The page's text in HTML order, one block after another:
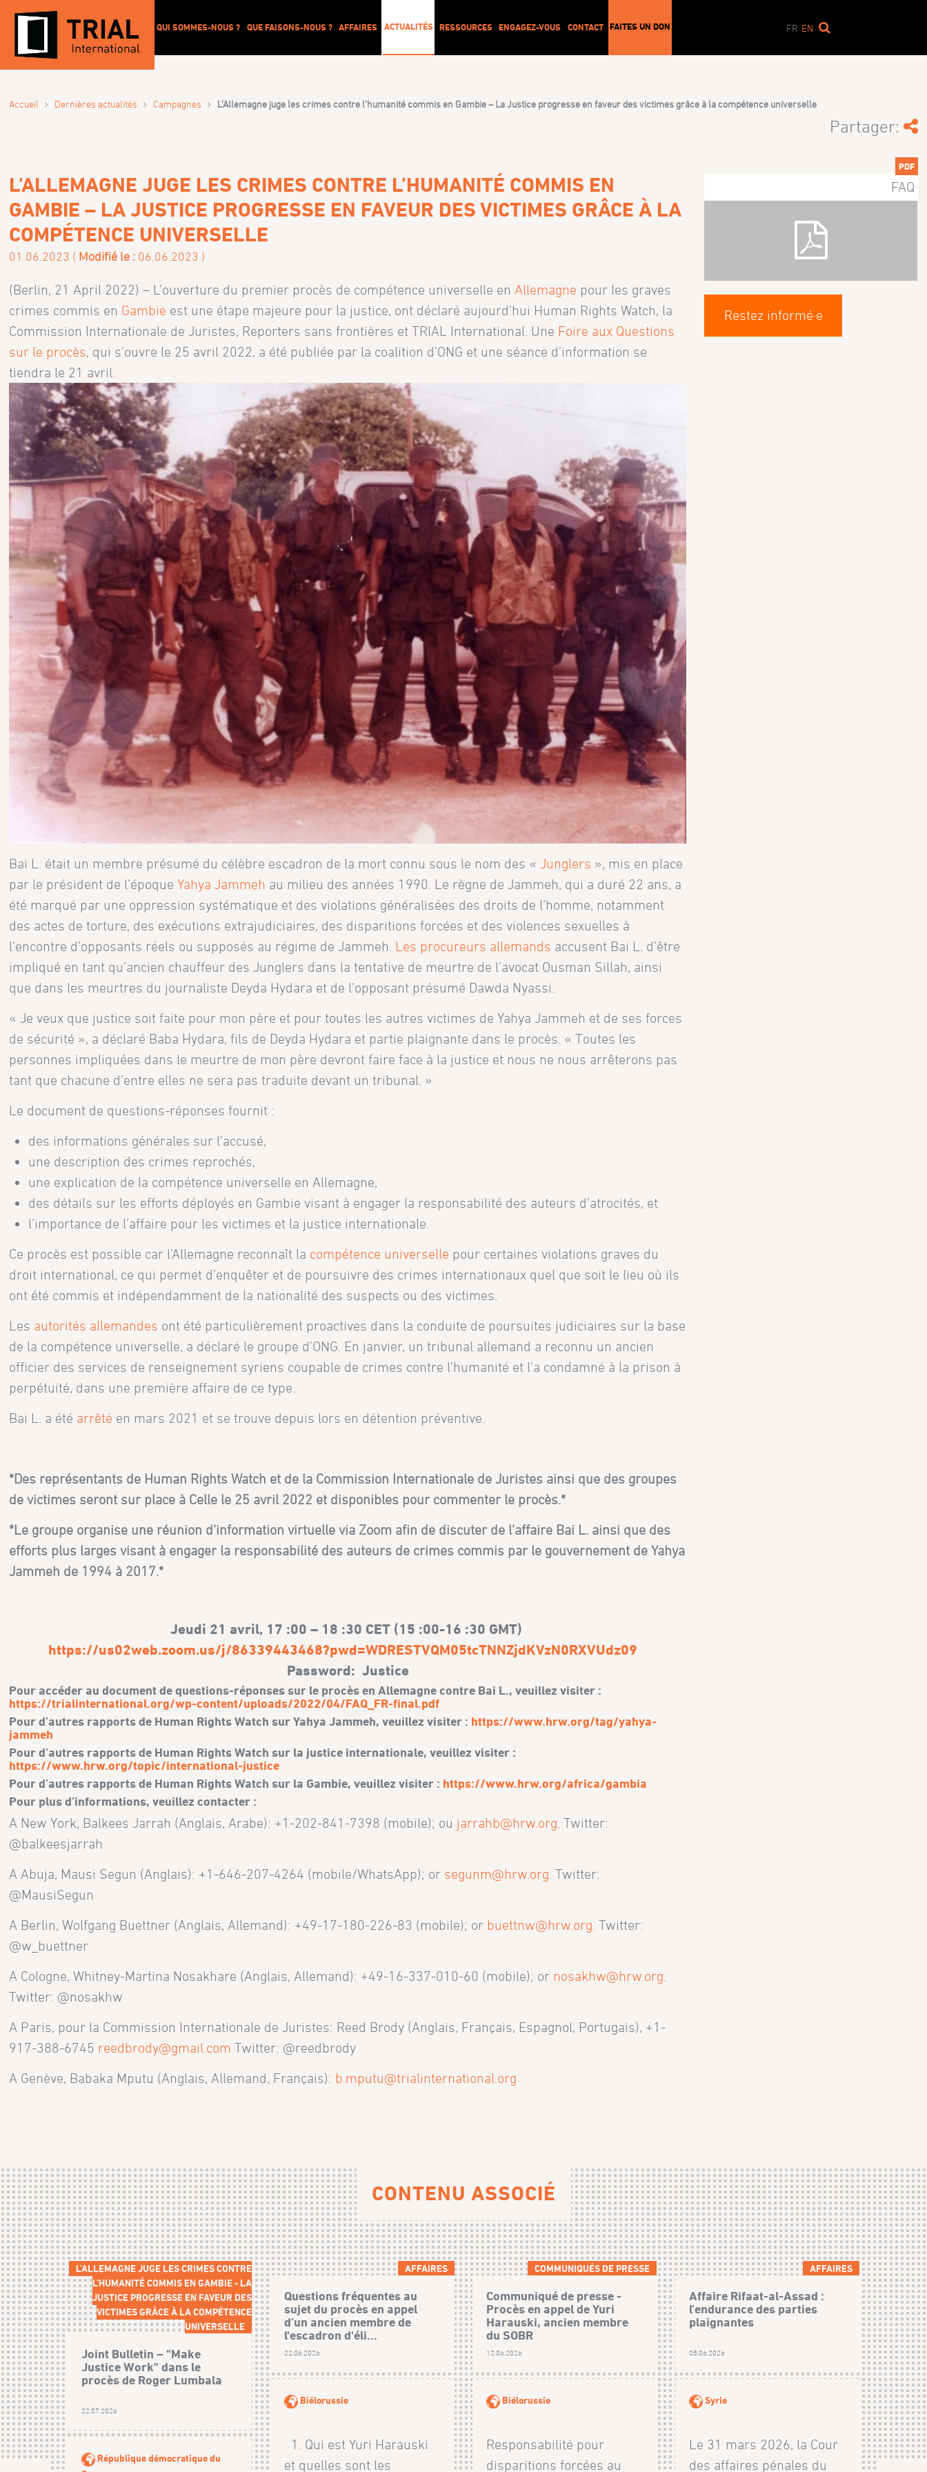
QUI SOMMES-NOUS ? QUE FAISONS-NOUS ? AFFAIRES ACTUALITÉS RESSOURCES ENGAGEZ-VOUS CONTACT FAITES UN DON FR EN
Accueil › Dernières actualités › Campagnes › L’Allemagne juge les crimes contre l’humanité commis en Gambie – La Justice progresse en faveur des victimes grâce à la compétence universelle
Partager:
L’ALLEMAGNE JUGE LES CRIMES CONTRE L’HUMANITÉ COMMIS EN
GAMBIE – LA JUSTICE PROGRESSE EN FAVEUR DES VICTIMES GRÂCE À LA
COMPÉTENCE UNIVERSELLE
01.06.2023 ( Modifié le : 06.06.2023 )
(Berlin, 21 April 2022) – L’ouverture du premier procès de compétence universelle en Allemagne pour les graves
crimes commis en Gambie est une étape majeure pour la justice, ont déclaré aujourd’hui Human Rights Watch, la
Commission Internationale de Juristes, Reporters sans frontières et TRIAL International. Une Foire aux Questions
sur le procès, qui s’ouvre le 25 avril 2022, a été publiée par la coalition d’ONG et une séance d’information se
tiendra le 21 avril.
Bai L. était un membre présumé du célèbre escadron de la mort connu sous le nom des « Junglers », mis en place
par le président de l’époqueYahya Jammeh au milieu des années 1990. Le règne de Jammeh, qui a duré 22 ans, a
été marqué par une oppression systématique et des violations généralisées des droits de l’homme, notamment
des actes de torture, des exécutions extrajudiciaires, des disparitions forcées et des violences sexuelles à
l’encontre d’opposants réels ou supposés au régime de Jammeh. Les procureurs allemands accusent Bai L. d’être
impliqué en tant qu’ancien chauffeur des Junglers dans la tentative de meurtre de l’avocat Ousman Sillah, ainsi
que dans les meurtres du journaliste Deyda Hydara et de l’opposant présumé Dawda Nyassi.
« Je veux que justice soit faite pour mon père et pour toutes les autres victimes de Yahya Jammeh et de ses forces
de sécurité », a déclaré Baba Hydara, fils de Deyda Hydara et partie plaignante dans le procès. « Toutes les
personnes impliquées dans le meurtre de mon père devront faire face à la justice et nous ne nous arrêterons pas
tant que chacune d’entre elles ne sera pas traduite devant un tribunal. »
Le document de questions-réponses fournit :
des informations générales sur l’accusé,
une description des crimes reprochés,
une explication de la compétence universelle en Allemagne,
des détails sur les efforts déployés en Gambie visant à engager la responsabilité des auteurs d’atrocités, et
l’importance de l’affaire pour les victimes et la justice internationale.
Ce procès est possible car l’Allemagne reconnaît la compétence universelle pour certaines violations graves du
droit international, ce qui permet d’enquêter et de poursuivre des crimes internationaux quel que soit le lieu où ils
ont été commis et indépendamment de la nationalité des suspects ou des victimes.
Les autorités allemandes ont été particulièrement proactives dans la conduite de poursuites judiciaires sur la base
de la compétence universelle, a déclaré le groupe d’ONG. En janvier, un tribunal allemand a reconnu un ancien
officier des services de renseignement syriens coupable de crimes contre l’humanité et l’a condamné à la prison à
perpétuité, dans une première affaire de ce type.
Bai L. a été arrêté en mars 2021 et se trouve depuis lors en détention préventive.
*Des représentants de Human Rights Watch et de la Commission Internationale de Juristes ainsi que des groupes
de victimes seront sur place à Celle le 25 avril 2022 et disponibles pour commenter le procès.*
*Le groupe organise une réunion d’information virtuelle via Zoom afin de discuter de l’affaire Bai L. ainsi que des
efforts plus larges visant à engager la responsabilité des auteurs de crimes commis par le gouvernement de Yahya
Jammeh de 1994 à 2017.*
Jeudi 21 avril, 17 :00 – 18 :30 CET (15 :00-16 :30 GMT)
https://us02web.zoom.us/j/86339443468?pwd=WDRESTVQM05tcTNNZjdKVzN0RXVUdz09
Password: Justice
Pour accéder au document de questions-réponses sur le procès en Allemagne contre Bai L., veuillez visiter :
https://trialinternational.org/wp-content/uploads/2022/04/FAQ_FR-final.pdf
Pour d’autres rapports de Human Rights Watch sur Yahya Jammeh, veuillez visiter : https://www.hrw.org/tag/yahya-
jammeh
Pour d’autres rapports de Human Rights Watch sur la justice internationale, veuillez visiter :
https://www.hrw.org/topic/international-justice
Pour d’autres rapports de Human Rights Watch sur la Gambie, veuillez visiter : https://www.hrw.org/africa/gambia
Pour plus d’informations, veuillez contacter :
A New York, Balkees Jarrah (Anglais, Arabe): +1-202-841-7398 (mobile); ou jarrahb@hrw.org . Twitter:
@balkeesjarrah
A Abuja, Mausi Segun (Anglais): +1-646-207-4264 (mobile/WhatsApp); or segunm@hrw.org . Twitter:
@MausiSegun
A Berlin, Wolfgang Buettner (Anglais, Allemand): +49-17-180-226-83 (mobile); or buettnw@hrw.org . Twitter:
@w_buettner
A Cologne, Whitney-Martina Nosakhare (Anglais, Allemand): +49-16-337-010-60 (mobile); or nosakhw@hrw.org
Twitter: @nosakhw
A Paris, pour la Commission Internationale de Juristes: Reed Brody (Anglais, Français, Espagnol, Portugais), +1-
917-388-6745 reedbrody@gmail.com Twitter: @reedbrody
A Genève, Babaka Mputu (Anglais, Allemand, Français): b.mputu@trialinternational.org
PDF
FAQ
Restez informé·e
CONTENU ASSOCIÉ
L’ALLEMAGNE JUGE LES CRIMES CONTRE
L’HUMANITÉ COMMIS EN GAMBIE - LA
JUSTICE PROGRESSE EN FAVEUR DES
VICTIMES GRÂCE À LA COMPÉTENCE
UNIVERSELLE
Joint Bulletin – "Make
Justice Work" dans le
procès de Roger Lumbala
22.07.2026
République démocratique du
AFFAIRES
Questions fréquentes au
sujet du procès en appel
d’un ancien membre de
l'escadron d'éli...
22.06.2026
Biélorussie
1. Qui est Yuri Harauski
et quelles sont les
COMMUNIQUÉS DE PRESSE
Communiqué de presse -
Procès en appel de Yuri
Harauski, ancien membre
du SOBR
12.06.2026
Biélorussie
Responsabilité pour
disparitions forcées au
AFFAIRES
Affaire Rifaat-al-Assad :
l’endurance des parties
plaignantes
05.06.2026
Syrie
Le 31 mars 2026, la Cour
des affaires pénales du